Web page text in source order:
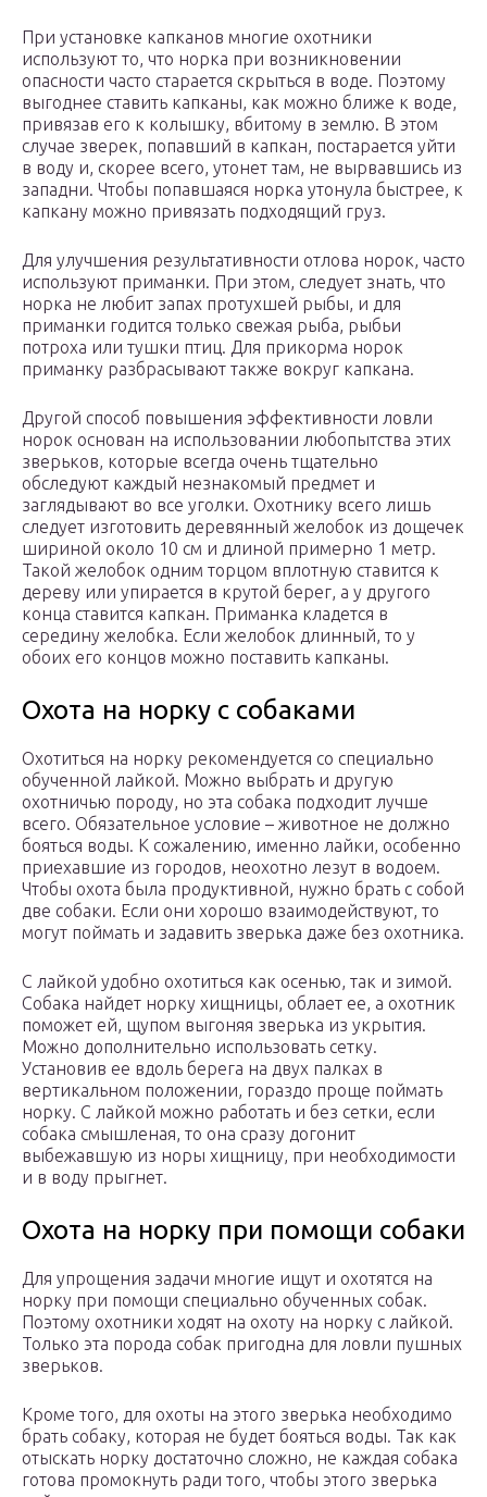
При установке капканов многие охотники
используют то, что норка при возникновении
опасности часто старается скрыться в воде. Поэтому
выгоднее ставить капканы, как можно ближе к воде,
привязав его к колышку, вбитому в землю. В этом
случае зверек, попавший в капкан, постарается уйти
в воду и, скорее всего, утонет там, не вырвавшись из
западни. Чтобы попавшаяся норка утонула быстрее, к
капкану можно привязать подходящий груз.
Для улучшения результативности отлова норок, часто
используют приманки. При этом, следует знать, что
норка не любит запах протухшей рыбы, и для
приманки годится только свежая рыба, рыбьи
потроха или тушки птиц. Для прикорма норок
приманку разбрасывают также вокруг капкана.
Другой способ повышения эффективности ловли
норок основан на использовании любопытства этих
зверьков, которые всегда очень тщательно
обследуют каждый незнакомый предмет и
заглядывают во все уголки. Охотнику всего лишь
следует изготовить деревянный желобок из дощечек
шириной около 10 см и длиной примерно 1 метр.
Такой желобок одним торцом вплотную ставится к
дереву или упирается в крутой берег, а у другого
конца ставится капкан. Приманка кладется в
середину желобка. Если желобок длинный, то у
обоих его концов можно поставить капканы.
Охота на норку с собаками
Охотиться на норку рекомендуется со специально
обученной лайкой. Можно выбрать и другую
охотничью породу, но эта собака подходит лучше
всего. Обязательное условие – животное не должно
бояться воды. К сожалению, именно лайки, особенно
приехавшие из городов, неохотно лезут в водоем.
Чтобы охота была продуктивной, нужно брать с собой
две собаки. Если они хорошо взаимодействуют, то
могут поймать и задавить зверька даже без охотника.
С лайкой удобно охотиться как осенью, так и зимой.
Собака найдет норку хищницы, облает ее, а охотник
поможет ей, щупом выгоняя зверька из укрытия.
Можно дополнительно использовать сетку.
Установив ее вдоль берега на двух палках в
вертикальном положении, гораздо проще поймать
норку. С лайкой можно работать и без сетки, если
собака смышленая, то она сразу догонит
выбежавшую из норы хищницу, при необходимости
и в воду прыгнет.
Охота на норку при помощи собаки
Для упрощения задачи многие ищут и охотятся на
норку при помощи специально обученных собак.
Поэтому охотники ходят на охоту на норку с лайкой.
Только эта порода собак пригодна для ловли пушных
зверьков.
Кроме того, для охоты на этого зверька необходимо
брать собаку, которая не будет бояться воды. Так как
отыскать норку достаточно сложно, не каждая собака
готова промокнуть ради того, чтобы этого зверька